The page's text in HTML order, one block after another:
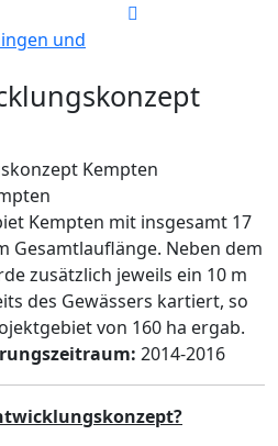
Kempten mit insgesamt 17
Gesamtlauflänge. Neben dem
zusätzlich jeweils ein 10 m
des Gewässers kartiert, so
von 160 ha ergab.
2014-2016